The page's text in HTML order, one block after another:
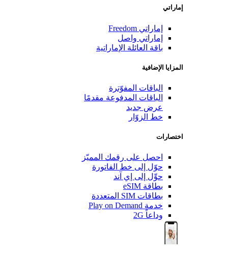
إماراتي Freedom
إماراتي واصل
باقة العائلة الإماراتية
المزايا الإضافية
الباقات المفوّترة
الباقات المدفوعة مقدمًا
عرض جديد
خط الزوّار
احصل على رقمك المميّز
حوّل إلى خط الفاتورة
حوِّل إلى إي آند
بطاقات SIM المتعددة